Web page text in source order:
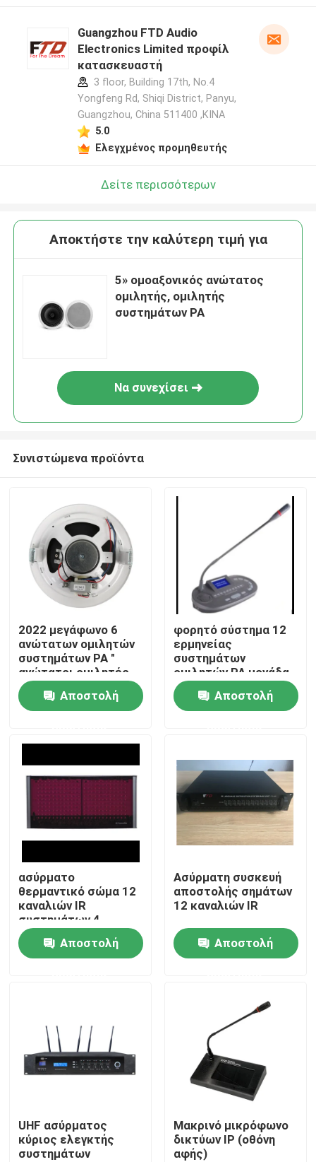
Προϊόντα
Βίντεο
Περίπου εμείς
Γύρος εργοστασίων
Ειδήσεις
Ενισχυτής συστημάτων PA
Guangzhou FTD Audio
Electronics Limited προφίλ
κατασκευαστή
3 floor, Building 17th, No.4
Yongfeng Rd, Shiqi District, Panyu,
Guangzhou, China 511400 ,ΚΙΝΑ
5.0
Ελεγχμένος προμηθευτής
Δείτε περισσότερων
Αποκτήστε την καλύτερη τιμή για
5» ομοαξονικός ανώτατος
ομιλητής, ομιλητής
συστημάτων PA
Να συνεχίσει
Συνιστώμενα προϊόντα
2022 μεγάφωνο 6
ανώτατων ομιλητών
συστημάτων PA "
ανώτατοι ομιλητές
1.5W-3W-6W
Αποστολή
φορητό σύστημα 12
ερμηνείας
συστημάτων
ομιλητών PA μονάδα
διερμηνέων καναλιών
Αποστολή
ασύρματο
θερμαντικό σώμα 12
καναλιών IR
συστημάτων 4
ομιλητών PA
Αποστολή
Ασύρματη συσκευή
αποστολής σημάτων
12 καναλιών IR
Αποστολή
UHF ασύρματος
κύριος ελεγκτής
συστημάτων
Μακρινό μικρόφωνο
δικτύων IP (οθόνη
αφής)